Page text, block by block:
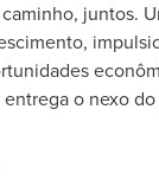
juntos.
o nexo